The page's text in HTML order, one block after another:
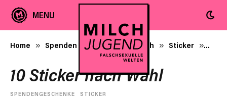
Home » Spenden + Milchjugend-Merch » Sticker » 10
10 Sticker nach Wahl
SPENDENGESCHENKE STICKER